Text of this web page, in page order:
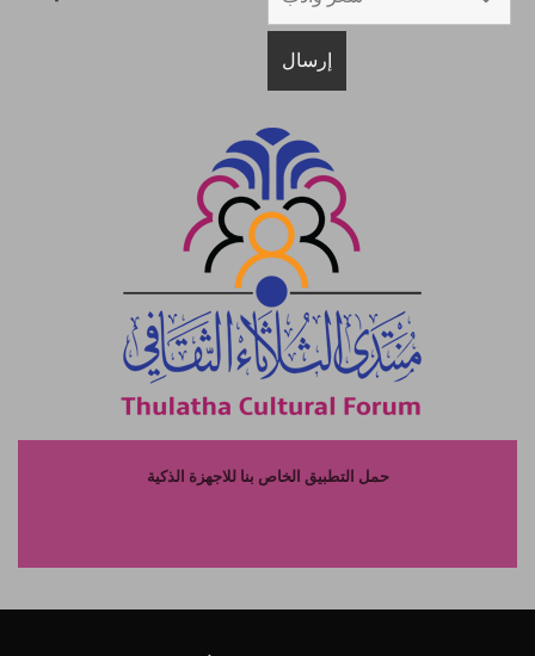
حمل التطبيق الخاص بنا للاجهزة الذكية